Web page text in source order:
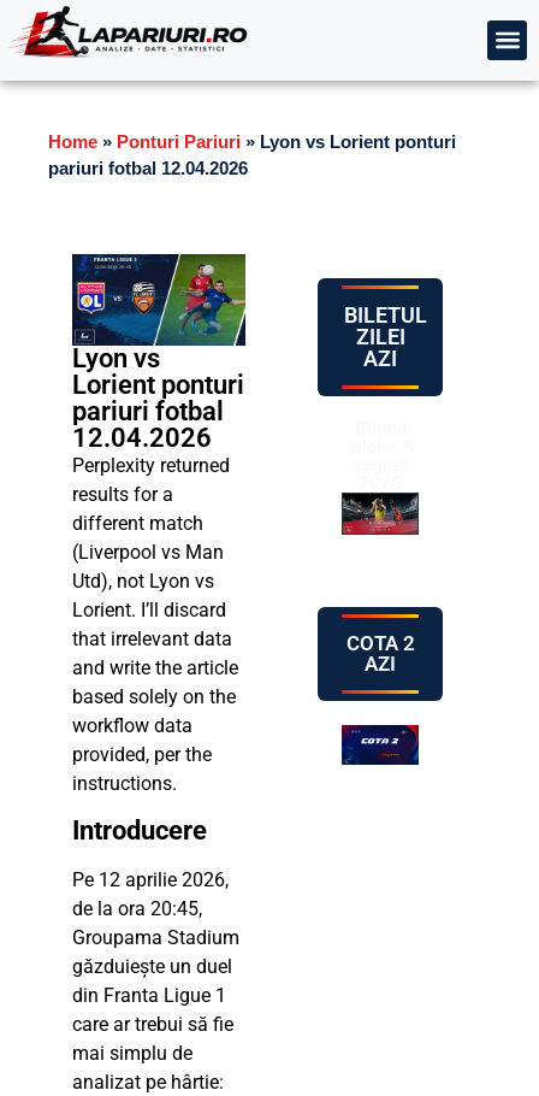
Home » Ponturi Pariuri » Lyon vs Lorient ponturi
pariuri fotbal 12.04.2026
Lyon vs
Lorient ponturi
pariuri fotbal
12.04.2026
Perplexity returned
results for a
different match
(Liverpool vs Man
Utd), not Lyon vs
Lorient. I’ll discard
that irrelevant data
and write the article
based solely on the
workflow data
provided, per the
instructions.
Introducere
Pe 12 aprilie 2026,
de la ora 20:45,
Groupama Stadium
găzduiește un duel
din Franta Ligue 1
care ar trebui să fie
mai simplu de
analizat pe hârtie:
BILETUL
ZILEI
AZI
COTA 2
AZI